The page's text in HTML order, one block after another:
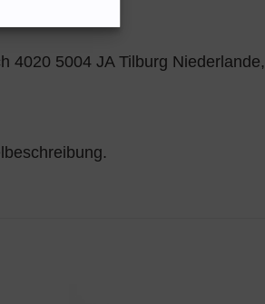
4020 5004 JA Tilburg Niederlande,